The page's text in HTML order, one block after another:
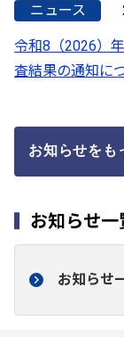
ニュース
令和8（2026）
査結果の通知に
お知らせをも
お知らせ一
お知らせ